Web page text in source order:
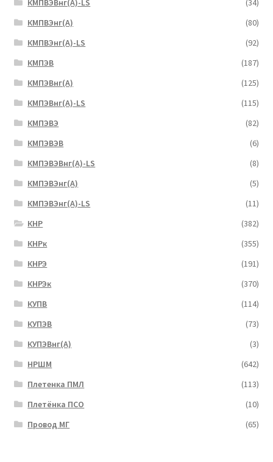
КМПВЭнг(А)
(80)
КМПВЭнг(А)-LS
(92)
КМПЭВ
(187)
КМПЭВнг(А)
(125)
КМПЭВнг(А)-LS
(115)
КМПЭВЭ
(82)
КМПЭВЭВ
(6)
КМПЭВЭВнг(А)-LS
(8)
КМПЭВЭнг(А)
(5)
КМПЭВЭнг(А)-LS
(11)
КНР
(382)
КНРк
(355)
КНРЭ
(191)
КНРЭк
(370)
КУПВ
(114)
КУПЭВ
(73)
КУПЭВнг(А)
(3)
НРШМ
(642)
Плетенка ПМЛ
(113)
Плетёнка ПСО
(10)
Провод МГ
(65)